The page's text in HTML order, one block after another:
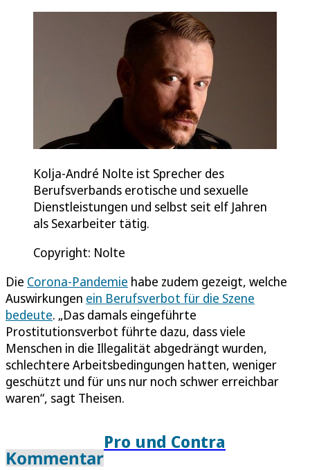
Kolja-André Nolte ist Sprecher des
Berufsverbands erotische und sexuelle
Dienstleistungen und selbst seit elf Jahren
als Sexarbeiter tätig.
Copyright: Nolte
Die Corona-Pandemie habe zudem gezeigt, welche
Auswirkungen ein Berufsverbot für die Szene
bedeute. „Das damals eingeführte
Prostitutionsverbot führte dazu, dass viele
Menschen in die Illegalität abgedrängt wurden,
schlechtere Arbeitsbedingungen hatten, weniger
geschützt und für uns nur noch schwer erreichbar
waren“, sagt Theisen.
Kommentar
Pro und Contra